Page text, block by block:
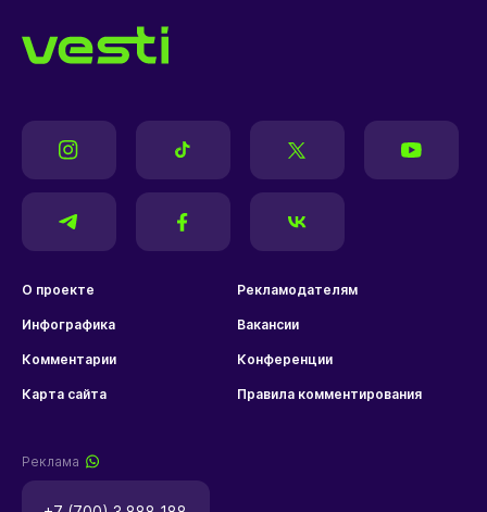
О проекте Рекламодателям
Инфографика Вакансии
Комментарии Конференции
Карта сайта Правила комментирования
Реклама